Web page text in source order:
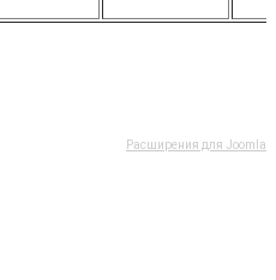
Расширения для Joomla